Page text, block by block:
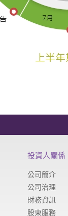
投資人關係
公司簡介
公司治理
財務資訊
股東服務